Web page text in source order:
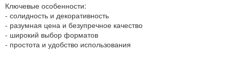
Ключевые особенности:
- солидность и декоративность
- разумная цена и безупречное качество
- широкий выбор форматов
- простота и удобство использования